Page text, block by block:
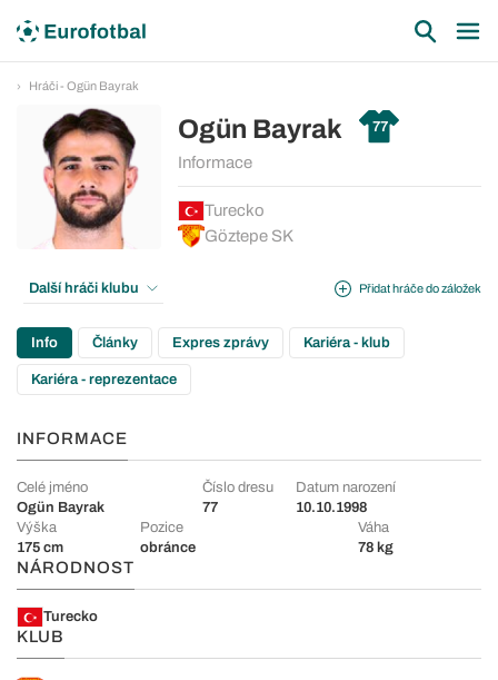
Hráči - Ogün Bayrak
Ogün Bayrak 77
Informace
Turecko
Göztepe SK
Přidat hráče do záložek
Další hráči klubu
Info Články Expres zprávy Kariéra - klub
Kariéra - reprezentace
INFORMACE
Celé jméno
Ogün Bayrak
Číslo dresu
77
Datum narození
10.10.1998
Výška
175 cm
Pozice
obránce
Váha
78 kg
NÁRODNOST
Turecko
KLUB